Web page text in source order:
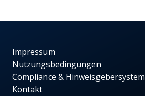
Impressum
Nutzungsbedingungen
Compliance & Hinweisgebersystem
Kontakt